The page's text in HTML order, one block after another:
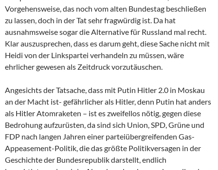
Vorgehensweise, das noch vom alten Bundestag beschließen
zu lassen, doch in der Tat sehr fragwürdig ist. Da hat
ausnahmsweise sogar die Alternative für Russland mal recht.
Klar auszusprechen, dass es darum geht, diese Sache nicht mit
Heidi von der Linkspartei verhandeln zu müssen, wäre
ehrlicher gewesen als Zeitdruck vorzutäuschen.
Angesichts der Tatsache, dass mit Putin Hitler 2.0 in Moskau
an der Macht ist- gefährlicher als Hitler, denn Putin hat anders
als Hitler Atomraketen – ist es zweifellos nötig, gegen diese
Bedrohung aufzurüsten, da sind sich Union, SPD, Grüne und
FDP nach langen Jahren einer parteiübergreifenden Gas-
Appeasement-Politik, die das größte Politikversagen in der
Geschichte der Bundesrepublik darstellt, endlich